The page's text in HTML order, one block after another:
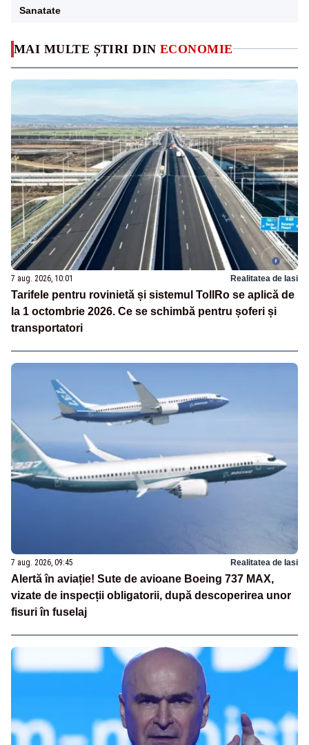
MAI MULTE ȘTIRI DIN ECONOMIE
7 aug. 2026, 10:01 Realitatea de Iasi
Tarifele pentru rovinietă și sistemul TollRo se aplică de
la 1 octombrie 2026. Ce se schimbă pentru șoferi și
transportatori
7 aug. 2026, 09:45 Realitatea de Iasi
Alertă în aviație! Sute de avioane Boeing 737 MAX,
vizate de inspecții obligatorii, după descoperirea unor
fisuri în fuselaj
Sanatate